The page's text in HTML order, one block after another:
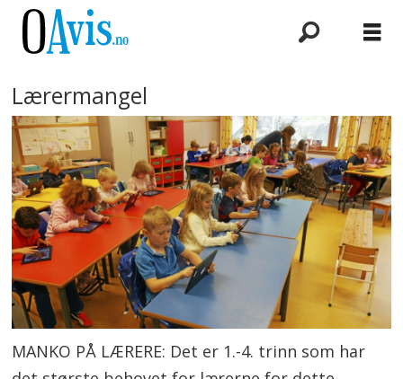
Lærermangel
MANKO PÅ LÆRERE: Det er 1.-4. trinn som har